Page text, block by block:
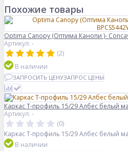
Похожие товары
Optima Canopy (Оптима Канопи )-
Артикул: -
(2)
В наличии
ЗАПРОСИТЬ ЦЕНУЗАПРОС ЦЕНЫ
Каркас Т-профиль 15/29 Албес белый
Артикул: -
(0)
Каркас Т-профиль 15/29 Албес белый
В наличии